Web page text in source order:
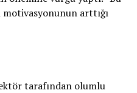
motivasyonunun arttığı
tarafından olumlu